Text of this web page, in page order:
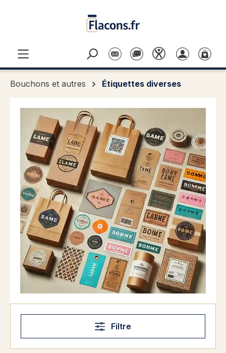
Bouchons et autres Étiquettes diverses
Filtre